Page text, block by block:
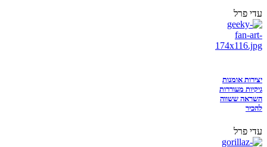
עדי פרל
יצירות אומנות
גיקיות מעוררות
השראה ששווה
להכיר
עדי פרל